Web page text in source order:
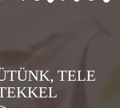
TELE